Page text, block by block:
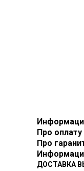
Про оплату
Про
ДОСТАВКА